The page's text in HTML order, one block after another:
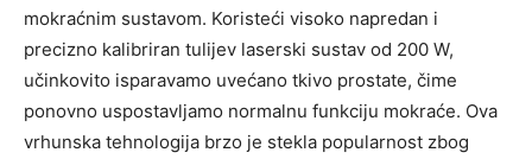
mokraćnim sustavom. Koristeći visoko napredan i
precizno kalibriran tulijev laserski sustav od 200 W,
učinkovito isparavamo uvećano tkivo prostate, čime
ponovno uspostavljamo normalnu funkciju mokraće. Ova
vrhunska tehnologija brzo je stekla popularnost zbog